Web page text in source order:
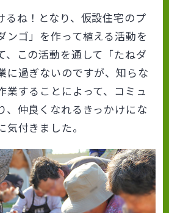
るね！となり、仮設住宅のプ
ンゴ」を作って植える活動を
、この活動を通して「たねダ
に過ぎないのですが、知らな
業することによって、コミュ
、仲良くなれるきっかけにな
付きました。